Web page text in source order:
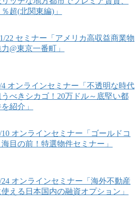
超(北関東編)」
22 セミナー「アメリカ高収益商業物
@東京一番町」
4 オンラインセミナー「不透明な時代
うべきシカゴ！20万ドル～底堅い都
紹介」
10 オンラインセミナー「ゴールドコ
目の前！特選物件セミナー」
24 オンラインセミナー「海外不動産
える日本国内の融資オプション」